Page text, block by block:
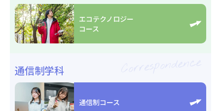
エコテクノロジー
コース
通信制学科
通信制コース